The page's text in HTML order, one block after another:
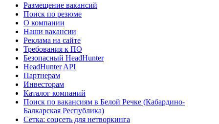
Размещение вакансий
Поиск по резюме
О компании
Наши вакансии
Реклама на сайте
Требования к ПО
Безопасный HeadHunter
HeadHunter API
Партнерам
Инвесторам
Каталог компаний
Поиск по вакансиям в Белой Речке (Кабардино-
Балкарская Республика)
Сетка: соцсеть для нетворкинга